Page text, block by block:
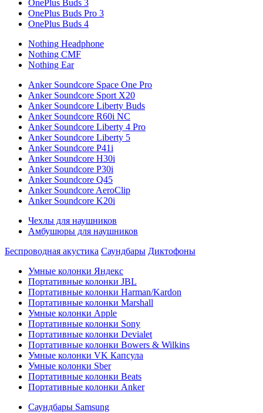
OnePlus Buds 3
OnePlus Buds Pro 3
OnePlus Buds 4
Nothing Headphone
Nothing CMF
Nothing Ear
Anker Soundcore Space One Pro
Anker Soundcore Sport X20
Anker Soundcore Liberty Buds
Anker Soundcore R60i NC
Anker Soundcore Liberty 4 Pro
Anker Soundcore Liberty 5
Anker Soundcore P41i
Anker Soundcore H30i
Anker Soundcore P30i
Anker Soundcore Q45
Anker Soundcore AeroClip
Anker Soundcore K20i
Чехлы для наушников
Амбушюры для наушников
Беспроводная акустика Саундбары Диктофоны
Умные колонки Яндекс
Портативные колонки JBL
Портативные колонки Harman/Kardon
Портативные колонки Marshall
Умные колонки Apple
Портативные колонки Sony
Портативные колонки Devialet
Портативные колонки Bowers & Wilkins
Умные колонки VK Капсула
Умные колонки Sber
Портативные колонки Beats
Портативные колонки Anker
Саундбары Samsung